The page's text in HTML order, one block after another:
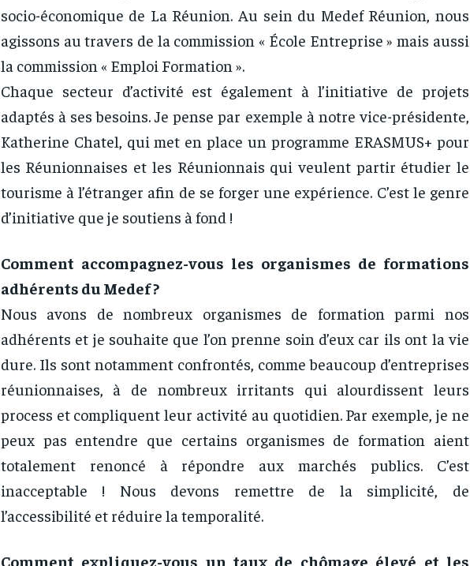
socio-économique de La Réunion. Au sein du Medef Réunion, nous
agissons au travers de la commission « École Entreprise » mais aussi
la commission « Emploi Formation ».
Chaque secteur d’activité est également à l’initiative de projets
adaptés à ses besoins. Je pense par exemple à notre vice-présidente,
Katherine Chatel, qui met en place un programme ERASMUS+ pour
les Réunionnaises et les Réunionnais qui veulent partir étudier le
tourisme à l’étranger afin de se forger une expérience. C’est le genre
d’initiative que je soutiens à fond !
Comment accompagnez-vous les organismes de formations
adhérents du Medef ?
Nous avons de nombreux organismes de formation parmi nos
adhérents et je souhaite que l’on prenne soin d’eux car ils ont la vie
dure. Ils sont notamment confrontés, comme beaucoup d’entreprises
réunionnaises, à de nombreux irritants qui alourdissent leurs
process et compliquent leur activité au quotidien. Par exemple, je ne
peux pas entendre que certains organismes de formation aient
totalement renoncé à répondre aux marchés publics. C’est
inacceptable ! Nous devons remettre de la simplicité, de
l’accessibilité et réduire la temporalité.
Comment expliquez-vous un taux de chômage élevé et les